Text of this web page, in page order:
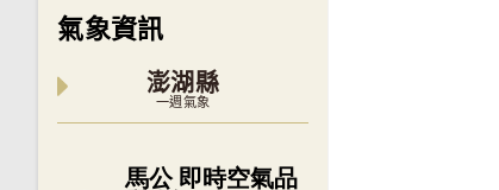
氣象資訊
澎湖縣
一週氣象
內嵌空氣品質小工具為視覺預覽，完整